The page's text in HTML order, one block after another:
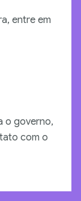
entre em
o governo,
com o